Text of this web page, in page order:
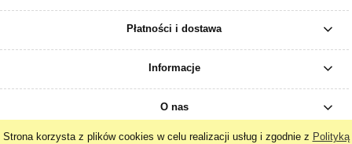
Strona korzysta z plików cookies w celu realizacji usług i zgodnie z Polityką
Płatności i dostawa
Informacje
O nas